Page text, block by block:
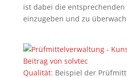
ist dabei die
einzugeben und zu
Qualität: Beispiel der